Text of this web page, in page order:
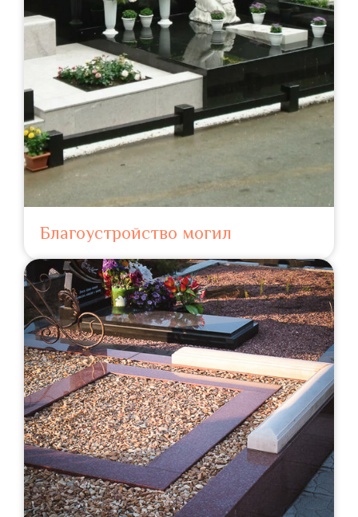
Благоустройство могил